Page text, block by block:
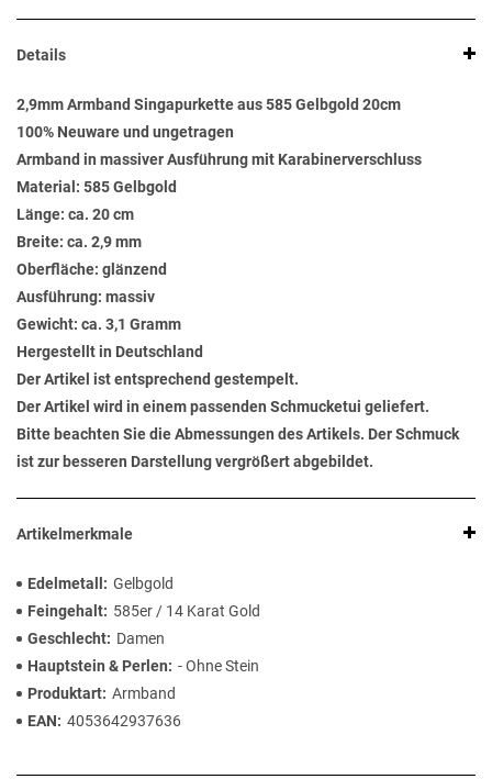
Details
2,9mm Armband Singapurkette aus 585 Gelbgold 20cm
100% Neuware und ungetragen
Armband in massiver Ausführung mit Karabinerverschluss
Material: 585 Gelbgold
Länge: ca. 20 cm
Breite: ca. 2,9 mm
Oberfläche: glänzend
Ausführung: massiv
Gewicht: ca. 3,1 Gramm
Hergestellt in Deutschland
Der Artikel ist entsprechend gestempelt.
Der Artikel wird in einem passenden Schmucketui geliefert.
Bitte beachten Sie die Abmessungen des Artikels. Der Schmuck
ist zur besseren Darstellung vergrößert abgebildet.
Artikelmerkmale
Edelmetall
Gelbgold
Feingehalt
585er / 14 Karat Gold
Geschlecht
Damen
Hauptstein & Perlen
- Ohne Stein
Produktart Armband
EAN
4053642937636